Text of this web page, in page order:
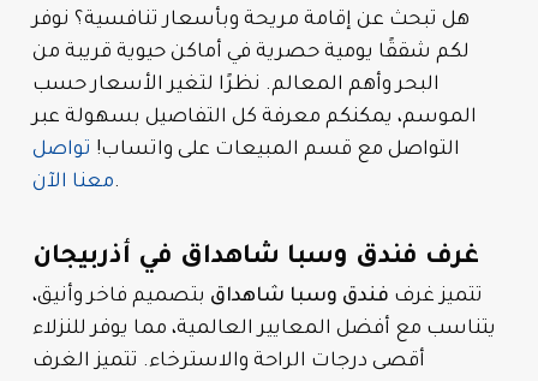
هل تبحث عن إقامة مريحة وبأسعار تنافسية؟ نوفر
لكم شققًا يومية حصرية في أماكن حيوية قريبة من
البحر وأهم المعالم. نظرًا لتغير الأسعار حسب
الموسم، يمكنكم معرفة كل التفاصيل بسهولة عبر
التواصل مع قسم المبيعات على واتساب! تواصل
معنا الآن.
غرف فندق وسبا شاهداق في أذربيجان
تتميز غرف فندق وسبا شاهداق بتصميم فاخر وأنيق،
يتناسب مع أفضل المعايير العالمية، مما يوفر للنزلاء
أقصى درجات الراحة والاسترخاء. تتميز الغرف